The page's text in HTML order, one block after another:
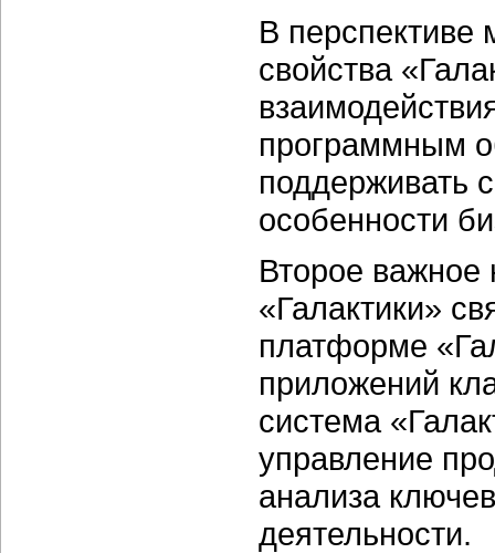
В перспективе
свойства
программным
поддерживать
особенности
Второе важное
«Галактики»
платформе
приложений
система
управление
анализа
деятельности.